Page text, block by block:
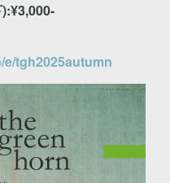
tgh2025autumn